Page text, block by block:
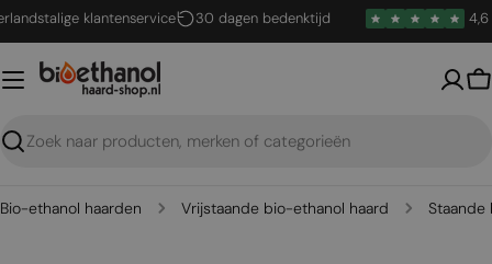
Ga
naar
inhoud
klantenservice 30 dagen bedenktijd 4,6 / 5
Zoeken
Bio-ethanol haarden Vrijstaande bio-ethanol haard Staande